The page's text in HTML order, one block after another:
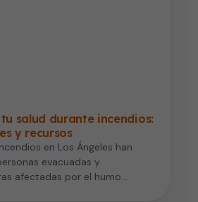
salud durante incendios:
y recursos
en Los Ángeles han
evacuadas y
afectadas por el humo…